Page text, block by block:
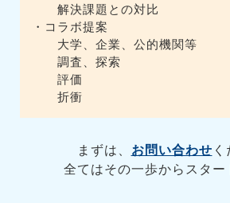
解決課題との対比
・コラボ提案
大学、企業、公的機関等
調査、探索
評価
折衝
まずは、 お問い合わせ く
全てはその一歩からスター